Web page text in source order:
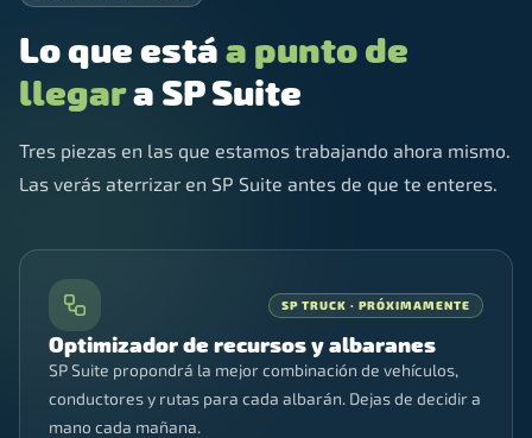
Lo que estáa punto de
llegara SP Suite
Tres piezas en las que estamos trabajando ahora mismo.
Las verás aterrizar en SP Suite antes de que te enteres.
SP TRUCK · PRÓXIMAMENTE
Optimizador de recursos y albaranes
SP Suite propondrá la mejor combinación de vehículos,
conductores y rutas para cada albarán. Dejas de decidir a
mano cada mañana.